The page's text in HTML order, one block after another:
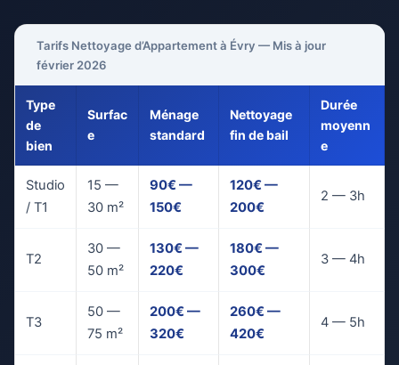
Tarifs Nettoyage d’Appartement à Évry — Mis à jour
février 2026
Type
de
bien
Surfac
e
Ménage
standard
Nettoyage
fin de bail
Durée
moyenn
e
Studio
/ T1
15 —
30 m²
90€ —
150€
120€ —
200€
2 — 3h
T2
30 —
50 m²
130€ —
220€
180€ —
300€
3 — 4h
T3
50 —
75 m²
200€ —
320€
260€ —
420€
4 — 5h